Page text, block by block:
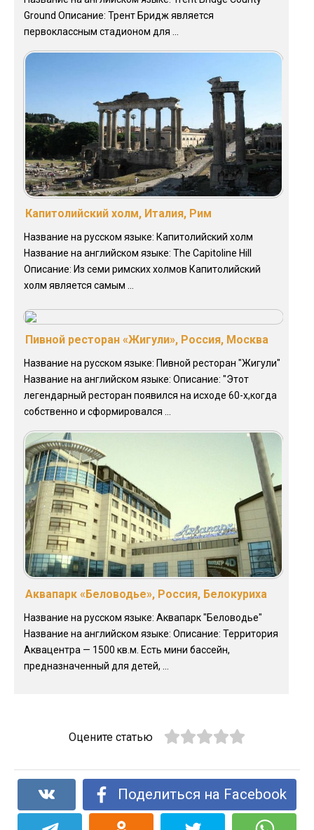
Ground Описание: Трент Бридж является
первоклассным стадионом для ...
Капитолийский холм, Италия, Рим
Название на русском языке: Капитолийский холм
Название на английском языке: The Capitoline Hill
Описание: Из семи римских холмов Капитолийский
холм является самым ...
Пивной ресторан «Жигули», Россия, Москва
Название на русском языке: Пивной ресторан "Жигули"
Название на английском языке: Описание: "Этот
легендарный ресторан появился на исходе 60-х,когда
собственно и сформировался ...
Аквапарк «Беловодье», Россия, Белокуриха
Название на русском языке: Аквапарк "Беловодье"
Название на английском языке: Описание: Территория
Аквацентра — 1500 кв.м. Есть мини бассейн,
предназначенный для детей, ...
Оцените статью
Поделиться на Facebook